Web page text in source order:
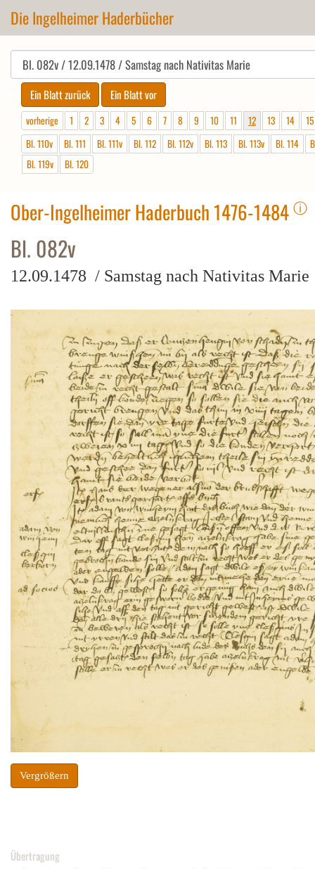
Die Ingelheimer Haderbücher
vorherige 1 2 3 4 5 6 7 8 9 10 11 12 13 14
15
Bl. 110v
Bl. 111 Bl. 111v Bl. 112 Bl. 112v Bl. 113 Bl. 113v Bl. 114
Bl. 119v
Bl. 120
Ober-Ingelheimer Haderbuch 1476-1484 ⓘ
Bl. 082v
12.09.1478 / Samstag nach Nativitas Marie
Vergrößern
Übertragung